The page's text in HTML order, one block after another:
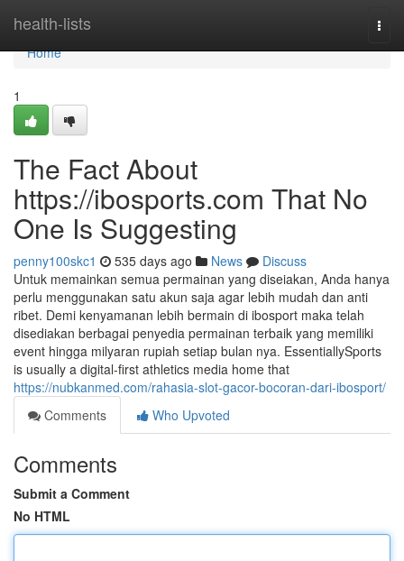
health-lists
Home
Home
1
The Fact About
https://ibosports.com That No
One Is Suggesting
penny100skc1 535 days ago News
Discuss
Untuk memainkan semua permainan yang diseiakan, Anda hanya
perlu menggunakan satu akun saja agar lebih mudah dan anti
ribet. Demi kenyamanan lebih bermain di ibosport maka telah
disediakan berbagai penyedia permainan terbaik yang memiliki
event hingga milyaran rupiah setiap bulan nya. EssentiallySports
is usually a digital-first athletics media home that
https://nubkanmed.com/rahasia-slot-gacor-bocoran-dari-ibosport/
Comments
Who Upvoted
Comments
Submit a Comment
No HTML